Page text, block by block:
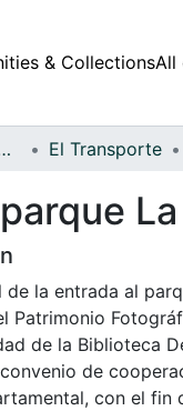
& CollectionsAll
y Fílmico del Valle del Cauca El Transporte
de la entrada al
Patrimonio
de la Biblioteca
de
con el fin